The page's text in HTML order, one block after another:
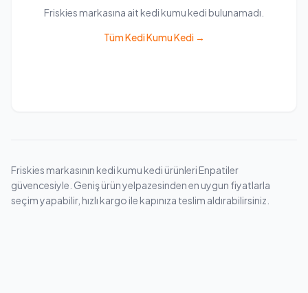
Friskies markasına ait kedi kumu kedi bulunamadı.
Tüm Kedi Kumu Kedi →
Friskies markasının kedi kumu kedi ürünleri Enpatiler
güvencesiyle. Geniş ürün yelpazesinden en uygun fiyatlarla
seçim yapabilir, hızlı kargo ile kapınıza teslim aldırabilirsiniz.